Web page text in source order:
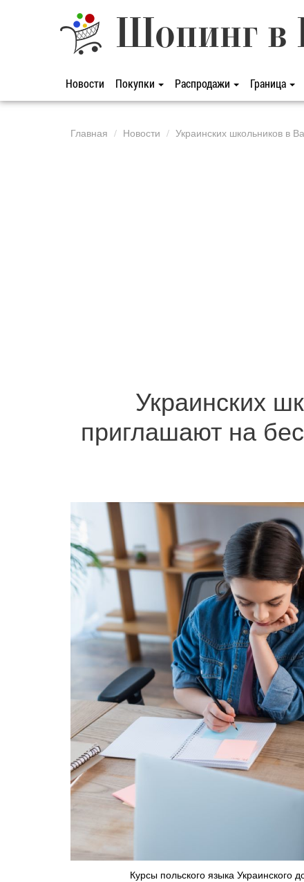
Шопинг в
Новости Покупки Распродажи Граница
Главная Новости Украинских школьников в
Украинских
приглашают на
Курсы польского языка